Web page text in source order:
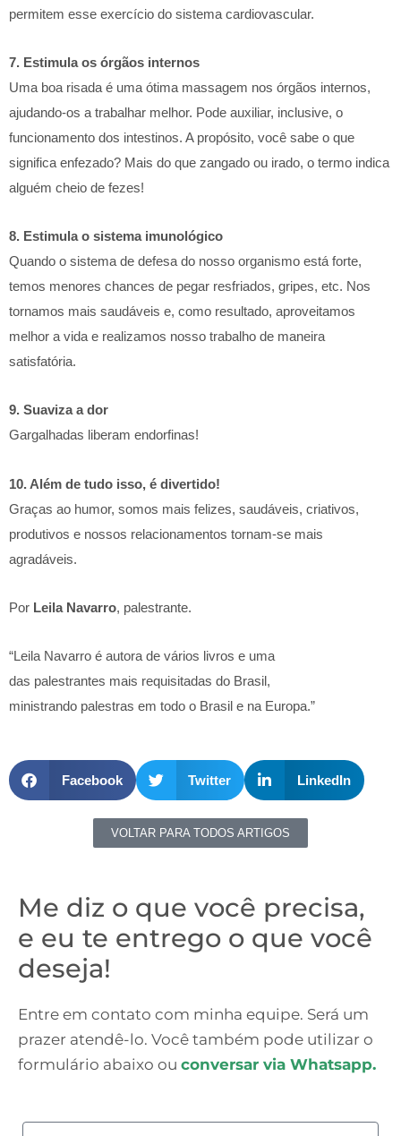
permitem esse exercício do sistema cardiovascular.
7. Estimula os órgãos internos
Uma boa risada é uma ótima massagem nos órgãos internos,
ajudando-os a trabalhar melhor. Pode auxiliar, inclusive, o
funcionamento dos intestinos. A propósito, você sabe o que
significa enfezado? Mais do que zangado ou irado, o termo indica
alguém cheio de fezes!
8. Estimula o sistema imunológico
Quando o sistema de defesa do nosso organismo está forte,
temos menores chances de pegar resfriados, gripes, etc. Nos
tornamos mais saudáveis e, como resultado, aproveitamos
melhor a vida e realizamos nosso trabalho de maneira
satisfatória.
9. Suaviza a dor
Gargalhadas liberam endorfinas!
10. Além de tudo isso, é divertido!
Graças ao humor, somos mais felizes, saudáveis, criativos,
produtivos e nossos relacionamentos tornam-se mais
agradáveis.
Por Leila Navarro, palestrante.
“Leila Navarro é autora de vários livros e uma
das palestrantes mais requisitadas do Brasil,
ministrando palestras em todo o Brasil e na Europa.”
Facebook Twitter LinkedIn
VOLTAR PARA TODOS ARTIGOS
Me diz o que você precisa,
e eu te entrego o que você
deseja!
Entre em contato com minha equipe. Será um
prazer atendê-lo. Você também pode utilizar o
formulário abaixo ou conversar via Whatsapp.